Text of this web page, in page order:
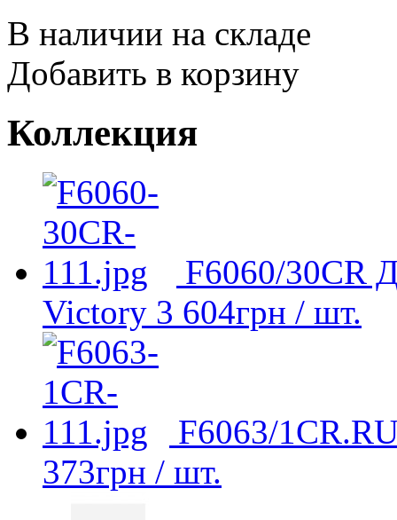
В наличии на складе
Добавить в корзину
Коллекция
F6060/30CR
Victory 3 604грн / шт.
F6063/
373грн / шт.